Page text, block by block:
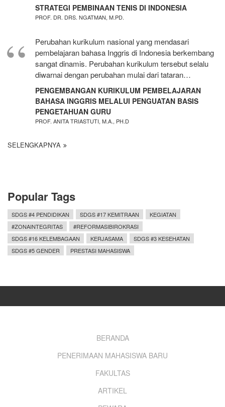
STRATEGI PEMBINAAN TENIS DI INDONESIA
PROF. DR. DRS. NGATMAN, M.PD.
Perubahan kurikulum nasional yang mendasari
pembelajaran bahasa Inggris di Indonesia berkembang
sangat dinamis. Perubahan kurikulum tersebut selalu
diwarnai dengan perubahan mulai dari tataran…
PENGEMBANGAN KURIKULUM PEMBELAJARAN
BAHASA INGGRIS MELALUI PENGUATAN BASIS
PENGETAHUAN GURU
PROF. ANITA TRIASTUTI, M.A., PH.D
SELENGKAPNYA
Popular Tags
SDGS #4 PENDIDIKAN SDGS #17 KEMITRAAN
KEGIATAN
#ZONAINTEGRITAS
#REFORMASIBIROKRASI
SDGS #16 KELEMBAGAAN
KERJASAMA
SDGS #3 KESEHATAN
SDGS #5 GENDER
PRESTASI MAHASISWA
BERANDA
PENERIMAAN MAHASISWA BARU
FAKULTAS
ARTIKEL